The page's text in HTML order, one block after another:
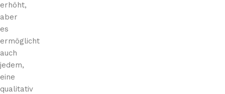
erhöht,
aber
es
ermöglicht
auch
jedem,
eine
qualitativ